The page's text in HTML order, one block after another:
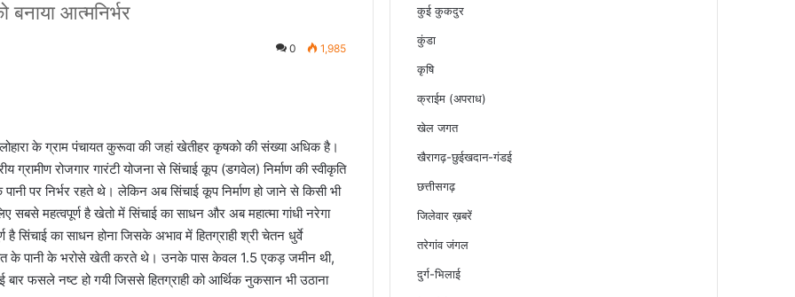
बनाया आत्मनिर्भर
0 1,985
के ग्राम पंचायत कुरूवा की जहां खेतीहर कृषको की संख्या अधिक है।
ग्रामीण रोजगार गारंटी योजना से सिंचाई कूप (डगवेल) निर्माण की स्वीकृति
पर निर्भर रहते थे। लेकिन अब सिंचाई कूप निर्माण हो जाने से किसी भी
महत्वपूर्ण है खेतो में सिंचाई का साधन और अब महात्मा गांधी नरेगा
सिंचाई का साधन होना जिसके अभाव में हितग्राही श्री चेतन धुर्वे
के पानी के भरोसे खेती करते थे। उनके पास केवल 1.5 एकड़ जमीन थी,
फसले नष्ट हो गयी जिससे हितग्राही को आर्थिक नुकसान भी उठाना
कुई कुकदुर
कुंडा
कृषि
क्राईम (अपराध)
खेल जगत
खैरागढ़-छुईखदान-गंडई
छत्तीसगढ़
जिलेवार ख़बरें
तरेगांव जंगल
दुर्ग-भिलाई